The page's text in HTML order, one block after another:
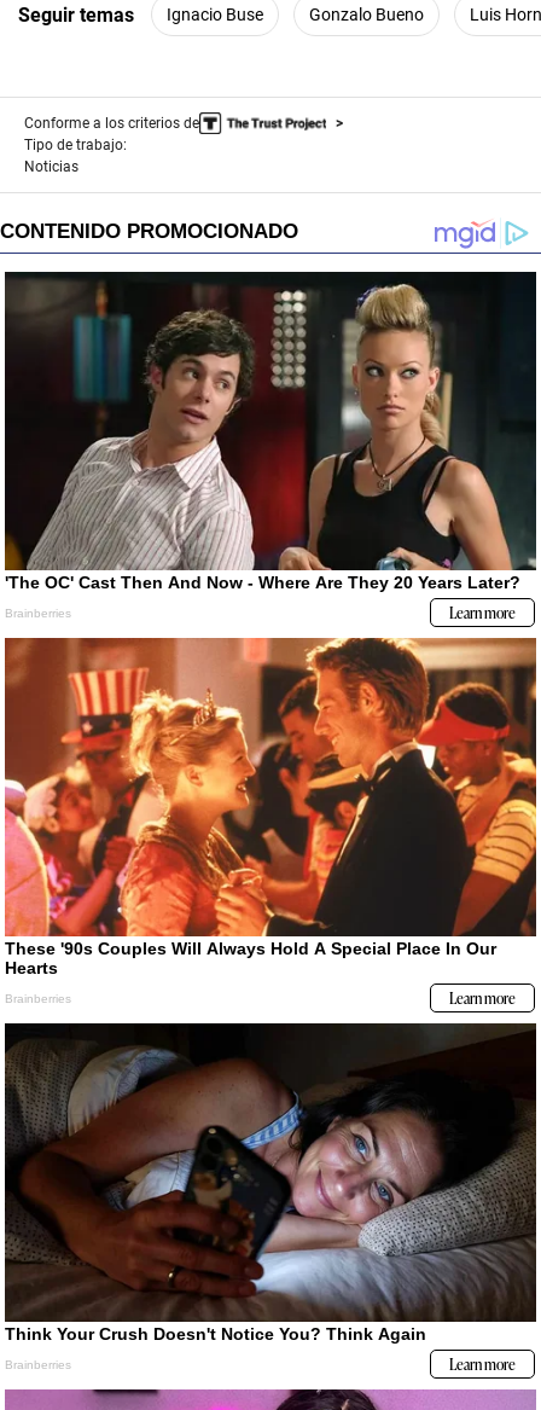
Seguir temas Ignacio Buse Gonzalo Bueno Luis
Conforme a los criterios de
Tipo de trabajo:
Noticias